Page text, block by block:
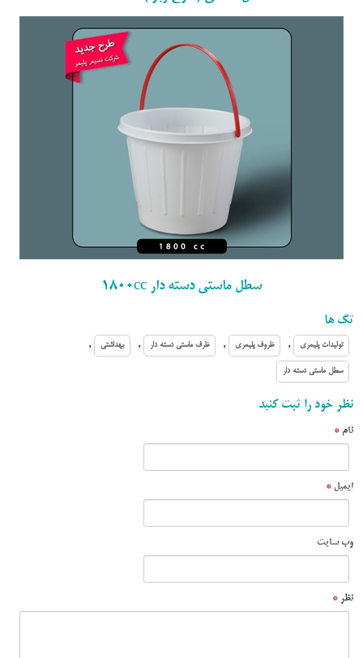
سطل ماستی دسته دار 1800cc
تگ ها
تولیدات پلیمری , ظروف پلیمری , ظرف ماستی دسته دار , بهداشتی ,
سطل ماستی دسته دار
نظر خود را ثبت کنید
نام *
ایمیل *
وب سایت
نظر *